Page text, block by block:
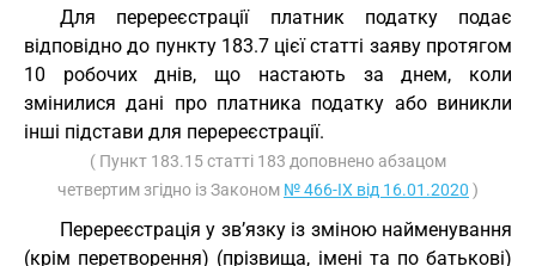
Для перереєстрації платник податку подає
відповідно до пункту 183.7 цієї статті заяву протягом
10 робочих днів, що настають за днем, коли
змінилися дані про платника податку або виникли
інші підстави для перереєстрації.
( Пункт 183.15 статті 183 доповнено абзацом
четвертим згідно із Законом № 466-IX від 16.01.2020 )
Перереєстрація у зв’язку із зміною найменування
(крім перетворення) (прізвища, імені та по батькові)